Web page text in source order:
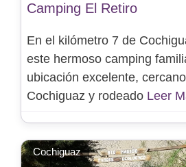
Camping El Retiro
En el kilómetro 7 de
este hermoso camping
ubicación excelente,
Cochiguaz y rodeado Leer
Cochiguaz